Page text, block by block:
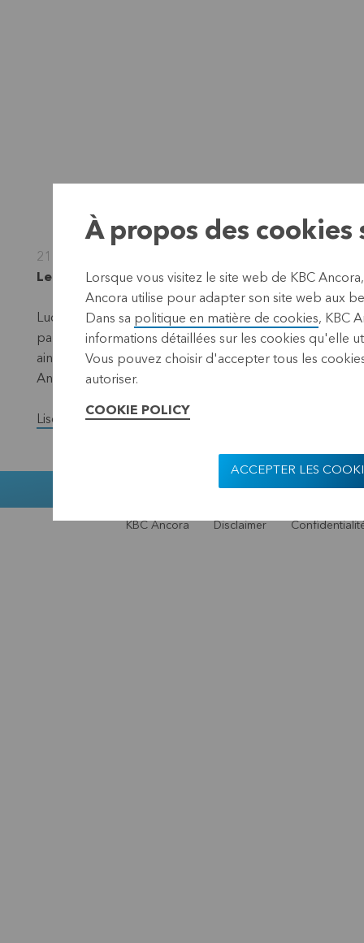
21 mai 2010
Leuven, 21 mai 2010 (8.30 CEST)
Luc Discry a été nommé le 20.05.2010 administrateur
partiel. Il succédera à partir du 13 août 2010 à Germain
ainsi Franky Depickere, administrateur délégué à
Ancora SCA, société cotée en Bourse.
Lisez la version complète du communiqué de presse.
Muntstraat 1,
KBC Ancora Disclaimer
À propos des cookies
Lorsque vous visitez le site web de KBC
Ancora utilise pour adapter son site web aux
Dans sa politique en matière de cookies, KBC
informations détaillées sur les cookies qu'elle
Vous pouvez choisir d'accepter tous les
autoriser.
COOKIE POLICY
ACCEPTER LES